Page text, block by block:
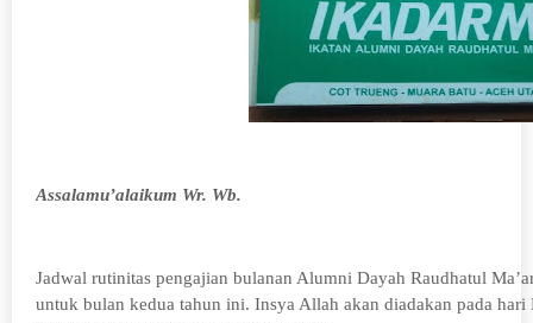
Assalamu’alaikum Wr. Wb.
Jadwal rutinitas pengajian bulanan Alumni Dayah Raudhatul
untuk bulan kedua tahun ini. Insya Allah akan diadakan pada